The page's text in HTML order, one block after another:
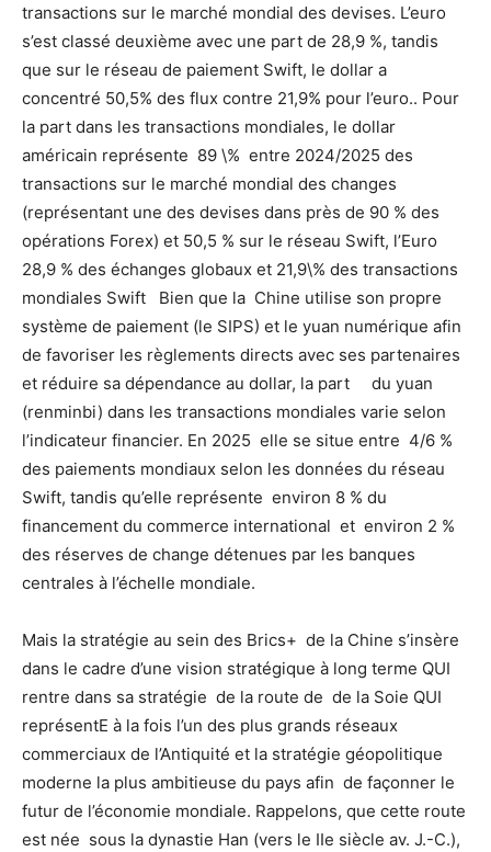
transactions sur le marché mondial des devises. L’euro
s’est classé deuxième avec une part de 28,9 %, tandis
que sur le réseau de paiement Swift, le dollar a
concentré 50,5% des flux contre 21,9% pour l’euro.. Pour
la part dans les transactions mondiales, le dollar
américain représente 89 \% entre 2024/2025 des
transactions sur le marché mondial des changes
(représentant une des devises dans près de 90 % des
opérations Forex) et 50,5 % sur le réseau Swift, l’Euro
28,9 % des échanges globaux et 21,9\% des transactions
mondiales Swift Bien que la Chine utilise son propre
système de paiement (le SIPS) et le yuan numérique afin
de favoriser les règlements directs avec ses partenaires
et réduire sa dépendance au dollar, la part du yuan
(renminbi) dans les transactions mondiales varie selon
l’indicateur financier. En 2025 elle se situe entre 4/6 %
des paiements mondiaux selon les données du réseau
Swift, tandis qu’elle représente environ 8 % du
financement du commerce international et environ 2 %
des réserves de change détenues par les banques
centrales à l’échelle mondiale.
Mais la stratégie au sein des Brics+ de la Chine s’insère
dans le cadre d’une vision stratégique à long terme QUI
rentre dans sa stratégie de la route de de la Soie QUI
représentE à la fois l’un des plus grands réseaux
commerciaux de l’Antiquité et la stratégie géopolitique
moderne la plus ambitieuse du pays afin de façonner le
futur de l’économie mondiale. Rappelons, que cette route
est née sous la dynastie Han (vers le IIe siècle av. J.-C.),